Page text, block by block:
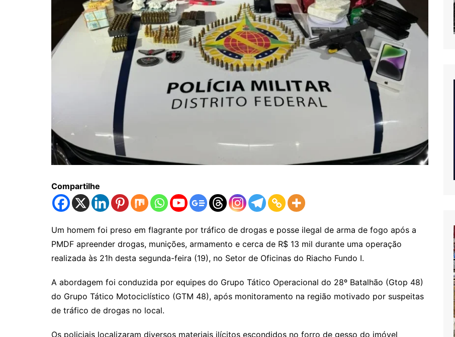
Compartilhe
Um homem foi preso em flagrante por tráfico de drogas e posse ilegal de arma de fogo após a
PMDF apreender drogas, munições, armamento e cerca de R$ 13 mil durante uma operação
realizada às 21h desta segunda-feira (19), no Setor de Oficinas do Riacho Fundo I.
A abordagem foi conduzida por equipes do Grupo Tático Operacional do 28º Batalhão (Gtop 48)
do Grupo Tático Motociclístico (GTM 48), após monitoramento na região motivado por suspeitas
de tráfico de drogas no local.
Os policiais localizaram diversos materiais ilícitos escondidos no forro de gesso do imóvel